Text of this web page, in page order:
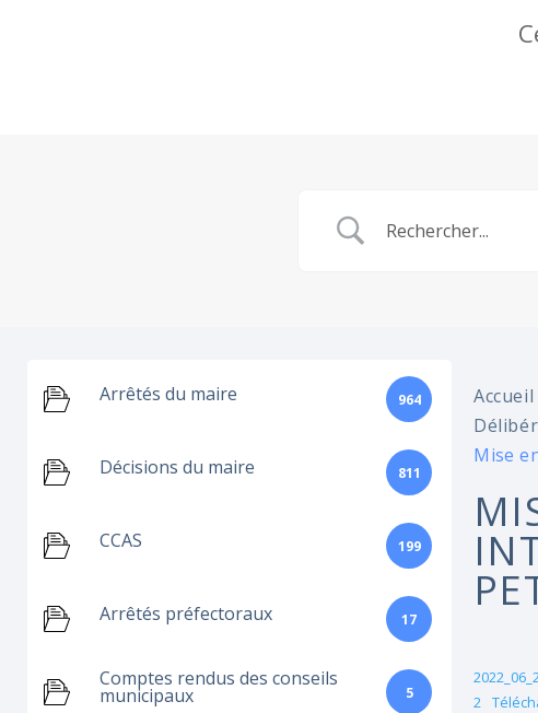
Arrêtés du maire 964
Décisions du maire 811
CCAS 199
Arrêtés préfectoraux 17
Comptes rendus des conseils
municipaux 5
Accueil
Mise
2